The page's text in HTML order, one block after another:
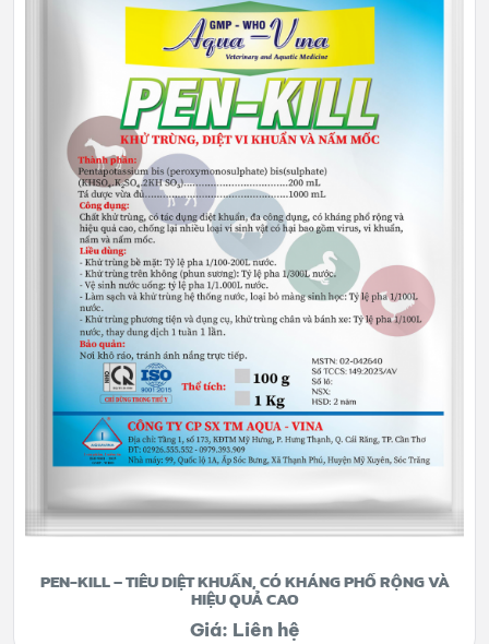
PEN-KILL – TIÊU DIỆT KHUẨN, CÓ KHÁNG PHỔ RỘNG VÀ
HIỆU QUẢ CAO
Giá: Liên hệ